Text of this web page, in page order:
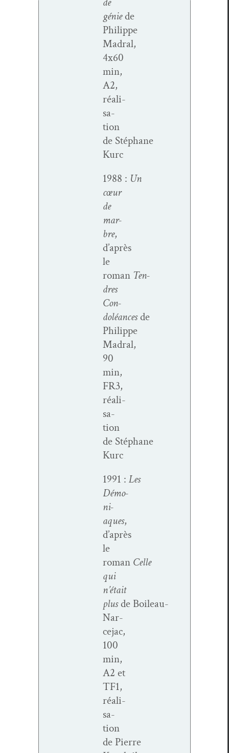
géniede
Philippe
Madral,
4x60
min,
A2,
réal­i­
sa­
tion
de Stéphane
Kurc
1988 : Un
cœur
de
mar­
bre,
d’après
le
roman Ten­
dres
Con­
doléancesde
Philippe
Madral,
90
min,
FR3,
réal­i­
sa­
tion
de Stéphane
Kurc
1991 : Les
Démo­
ni­
aques,
d’après
le
roman Celle
qui
n’é­tait
plusde Boileau-
Nar­
ce­­jac,
100
min,
A2 et
TF1,
réal­i­
sa­
tion
de Pierre